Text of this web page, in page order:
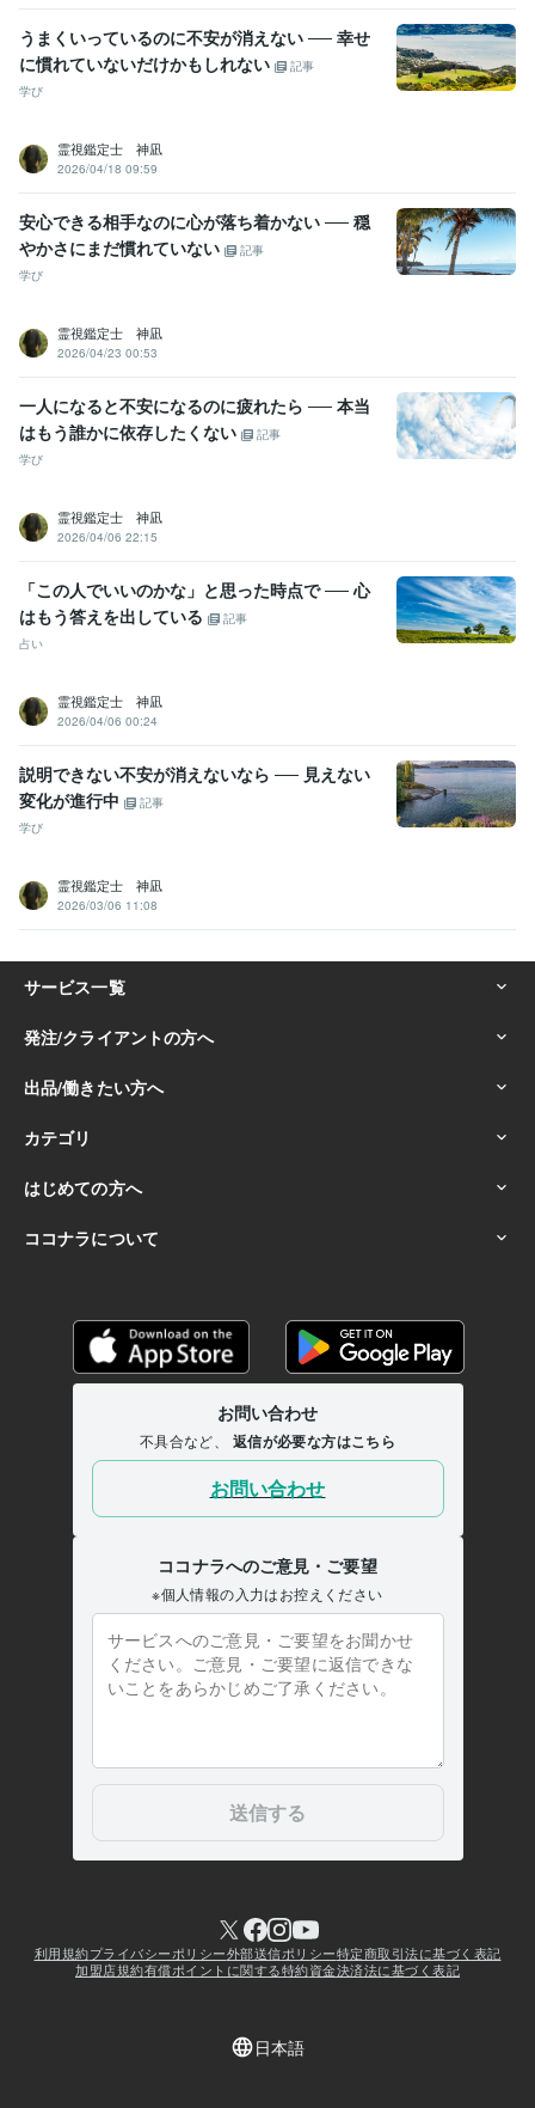
うまくいっているのに不安が消えない ── 幸せ
に慣れていないだけかもしれない
記事
学び
霊視鑑定士 神凪
2026/04/18 09:59
安心できる相手なのに心が落ち着かない ── 穏
やかさにまだ慣れていない
記事
学び
霊視鑑定士 神凪
2026/04/23 00:53
一人になると不安になるのに疲れたら ── 本当
はもう誰かに依存したくない
記事
学び
霊視鑑定士 神凪
2026/04/06 22:15
「この人でいいのかな」と思った時点で ── 心
はもう答えを出している
記事
占い
霊視鑑定士 神凪
2026/04/06 00:24
説明できない不安が消えないなら ── 見えない
変化が進行中
記事
学び
霊視鑑定士 神凪
2026/03/06 11:08